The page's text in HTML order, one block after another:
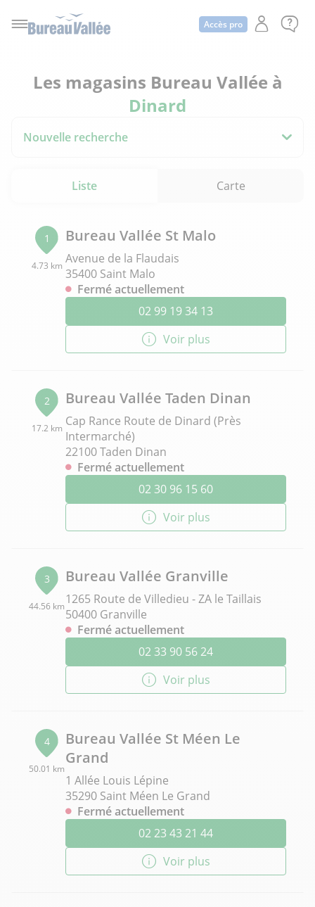
Accès pro
Les magasins Bureau Vallée à
Dinard
Nouvelle recherche
Liste Carte
1
4.73 km
Bureau Vallée St Malo
Avenue de la Flaudais
35400 Saint Malo
Fermé actuellement
02 99 19 34 13
Voir plus
2
17.2 km
Bureau Vallée Taden Dinan
Cap Rance Route de Dinard (Près
Intermarché)
22100 Taden Dinan
Fermé actuellement
02 30 96 15 60
Voir plus
3
44.56 km
Bureau Vallée Granville
1265 Route de Villedieu - ZA le Taillais
50400 Granville
Fermé actuellement
02 33 90 56 24
Voir plus
4
50.01 km
Bureau Vallée St Méen Le
Grand
1 Allée Louis Lépine
35290 Saint Méen Le Grand
Fermé actuellement
02 23 43 21 44
Voir plus